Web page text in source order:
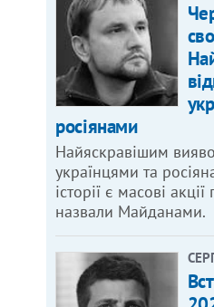
росіянами
Найяскравішим
українцями та
історії є масові
назвали Майданами.